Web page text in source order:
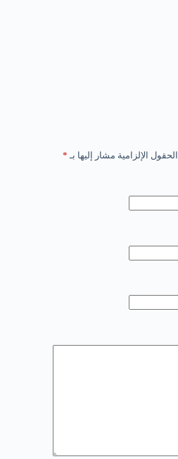
الحقول الإلزامية مشار إليها بـ *